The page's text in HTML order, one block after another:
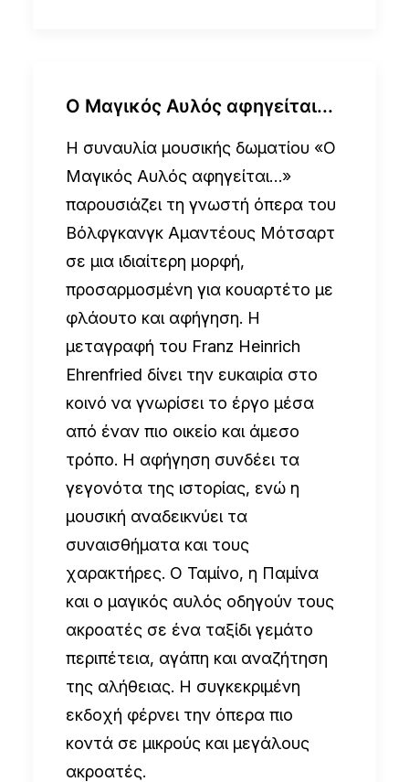
Ο Μαγικός Αυλός αφηγείται...
Η συναυλία μουσικής δωματίου «Ο
Μαγικός Αυλός αφηγείται…»
παρουσιάζει τη γνωστή όπερα του
Βόλφγκανγκ Αμαντέους Μότσαρτ
σε μια ιδιαίτερη μορφή,
προσαρμοσμένη για κουαρτέτο με
φλάουτο και αφήγηση. Η
μεταγραφή του Franz Heinrich
Ehrenfried δίνει την ευκαιρία στο
κοινό να γνωρίσει το έργο μέσα
από έναν πιο οικείο και άμεσο
τρόπο. Η αφήγηση συνδέει τα
γεγονότα της ιστορίας, ενώ η
μουσική αναδεικνύει τα
συναισθήματα και τους
χαρακτήρες. Ο Ταμίνο, η Παμίνα
και ο μαγικός αυλός οδηγούν τους
ακροατές σε ένα ταξίδι γεμάτο
περιπέτεια, αγάπη και αναζήτηση
της αλήθειας. Η συγκεκριμένη
εκδοχή φέρνει την όπερα πιο
κοντά σε μικρούς και μεγάλους
ακροατές.